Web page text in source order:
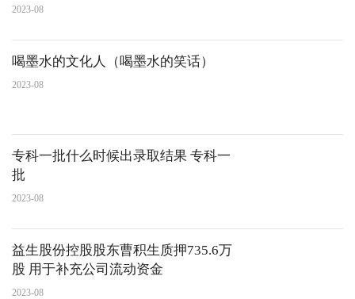
2023-08
喝墨水的文化人（喝墨水的笑话）
2023-08
专科一批什么时候出录取结果 专科一
批
2023-08
益生股份控股股东曹积生质押735.6万
股 用于补充公司流动资金
2023-08